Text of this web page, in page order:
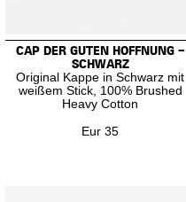
CAP DER GUTEN HOFFNUNG –
SCHWARZ
Original Kappe in Schwarz mit
weißem Stick, 100% Brushed
Heavy Cotton
Eur 35